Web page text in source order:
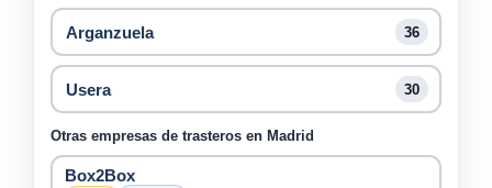
Arganzuela 36
Usera 30
Otras empresas de trasteros en Madrid
Box2Box